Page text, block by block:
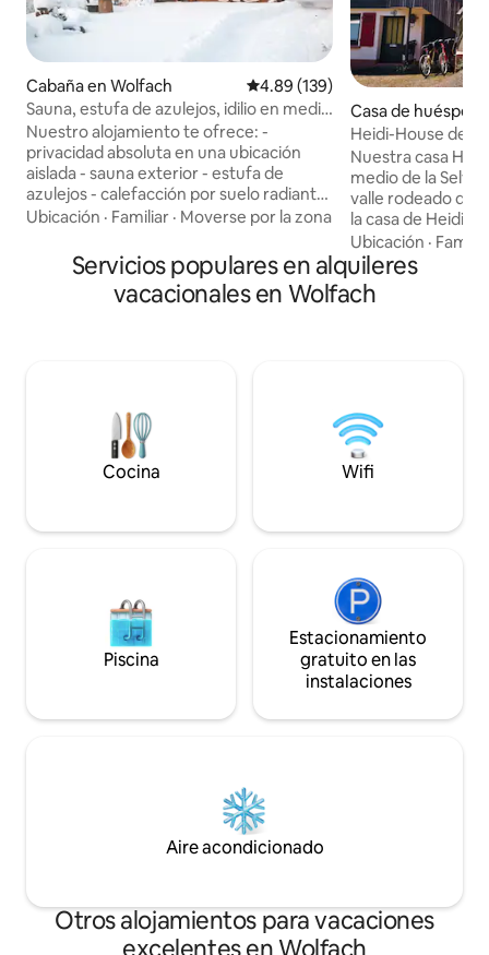
Cabaña en Wolfach Calificación promedio: 4.89 de
4.89 (139)
Sauna, estufa de azulejos, idilio en medio
de la Selva Negra
Nuestro alojamiento te ofrece: -
privacidad absoluta en una ubicación
aislada - sauna exterior - estufa de
azulejos - calefacción por suelo radiante
- 1 cama king size, 1 cama queen size, 2
equipada con cocina de inducción,
encimera de granito, lavavajillas, nevera,
cafetera con filtro - Cuarto de baño con
Ubicación · Familiar · Moverse por la zona
Casa de
h
Heidi-House de 2
de bosques y
Nuestra casa
medio de la
valle rodeado de
la casa de Heidi
vivimos. La casa
tiene una
que tu privacidad
granja se
Ubicación ·
Servicios populares en alquileres
vacacionales en Wolfach
Cocina Wifi
Piscina
Estacionamiento
gratuito en las
instalaciones
Aire acondicionado
Otros alojamientos para vacaciones